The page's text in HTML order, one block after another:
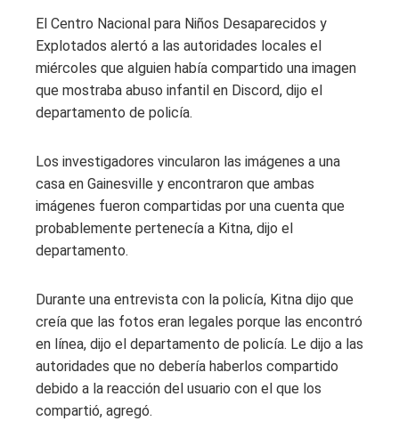
El Centro Nacional para Niños Desaparecidos y
Explotados alertó a las autoridades locales el
miércoles que alguien había compartido una imagen
que mostraba abuso infantil en Discord, dijo el
departamento de policía.
Los investigadores vincularon las imágenes a una
casa en Gainesville y encontraron que ambas
imágenes fueron compartidas por una cuenta que
probablemente pertenecía a Kitna, dijo el
departamento.
Durante una entrevista con la policía, Kitna dijo que
creía que las fotos eran legales porque las encontró
en línea, dijo el departamento de policía. Le dijo a las
autoridades que no debería haberlos compartido
debido a la reacción del usuario con el que los
compartió, agregó.